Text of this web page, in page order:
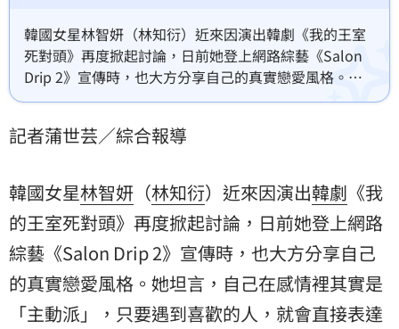
韓國女星林智妍（林知衍）近來因演出韓劇《我的王室
死對頭》再度掀起討論，日前她登上網路綜藝《Salon
Drip 2》宣傳時，也大方分享自己的真實戀愛風格。她
坦言，自己在感情裡其實是「主動派」，只要遇到喜歡
記者蒲世芸／綜合報導
韓國女星林智妍 （林知衍）近來因演出韓劇 《我
的王室死對頭》再度掀起討論，日前她登上網路
綜藝《Salon Drip 2》宣傳時，也大方分享自己
的真實戀愛風格。她坦言，自己在感情裡其實是
「主動派」，只要遇到喜歡的人，就會直接表達